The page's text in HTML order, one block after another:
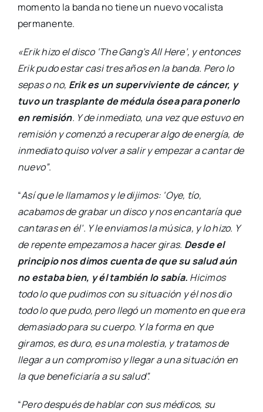
momento la banda no tiene un nuevo vocalista
permanente.
«Erik hizo el disco ‘The Gang’s All Here’, y entonces
Erik pudo estar casi tres años en la banda. Pero lo
sepas o no, Erik es un superviviente de cáncer, y
tuvo un trasplante de médula ósea para ponerlo
en remisión. Y de inmediato, una vez que estuvo en
remisión y comenzó a recuperar algo de energía, de
inmediato quiso volver a salir y empezar a cantar de
nuevo”.
“Así que le llamamos y le dijimos: ‘Oye, tío,
acabamos de grabar un disco y nos encantaría que
cantaras en él’. Y le enviamos la música, y lo hizo. Y
de repente empezamos a hacer giras. Desde el
principio nos dimos cuenta de que su salud aún
no estaba bien, y él también lo sabía. Hicimos
todo lo que pudimos con su situación y él nos dio
todo lo que pudo, pero llegó un momento en que era
demasiado para su cuerpo. Y la forma en que
giramos, es duro, es una molestia, y tratamos de
llegar a un compromiso y llegar a una situación en
la que beneficiaría a su salud”.
“Pero después de hablar con sus médicos, su